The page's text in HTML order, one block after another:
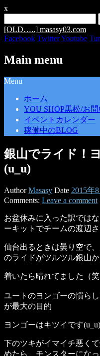
x
索:
[OLD…..] masasy03.com
Facebook TwitterYoutube
Main menu
Skip
content
Menu
ホーム
YOU SHOP黒松/お
イベントカレンダー
稼働中のBLOG
銀山でライド！
(u_u)
AuthorMasasy Date 2015年
Comments: Leave a comment
お盆休みに入った訳では
ーキットでチームの渡辺
仙台出るときは曇り空で
のライドがツルツル銀山
着いたら晴れてました（笑
ユートのヨンゴーの慣ら
が最大の目的
ヨンゴーはキツイです(u_u)
下のツキがイマイチ悪く
めたら、モンスターにな